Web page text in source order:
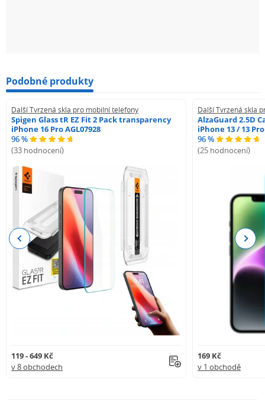
Podobné produkty
Další Tvrzená skla pro mobilní telefony
Spigen Glass tR EZ Fit 2 Pack transparency
iPhone 16 Pro AGL07928
96 %
(33 hodnocení)
119 - 649 Kč
v 8 obchodech
Další Tvrzená skla
AlzaGuard 2.5D
iPhone 13 / 13 Pro
96 %
(25 hodnocení)
169 Kč
v 1 obchodě
Previous Next